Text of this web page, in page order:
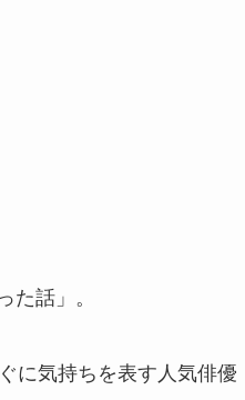
た話」。
に気持ちを表す人気俳優